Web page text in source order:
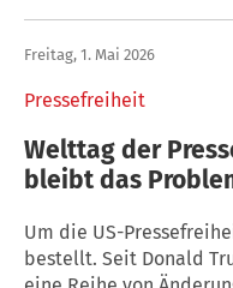
Pressefreiheit
Freitag, 1. Mai 2026
Welttag der
bleibt das
Um die US-
bestellt. Seit Donald